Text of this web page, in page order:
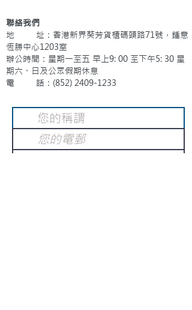
聯絡我們
地 址：香港新界葵芳貨櫃碼頭路71號，鍾意
恆勝中心1203室
辦公時間：星期一至五 早上9: 00 至下午5: 30 星
期六、日及公眾假期休息
電 話：(852) 2409-1233